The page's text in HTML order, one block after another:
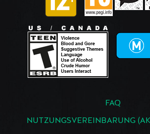
FAQ
NUTZUNGSVEREINBARUNG